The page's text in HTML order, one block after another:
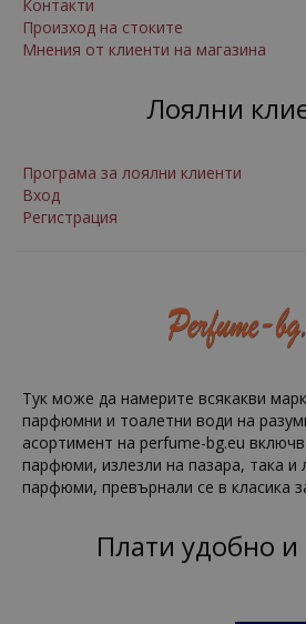
Контакти
Произход на стоките
Мнения от клиенти на магазина
Лоялни
Програма за лоялни клиенти
Вход
Регистрация
Тук може да намерите всякакви
парфюмни и тоалетни води на
асортимент на perfume-bg.eu
парфюми, излезли на пазара, така
парфюми, превърнали се в класика
Плати удобно и